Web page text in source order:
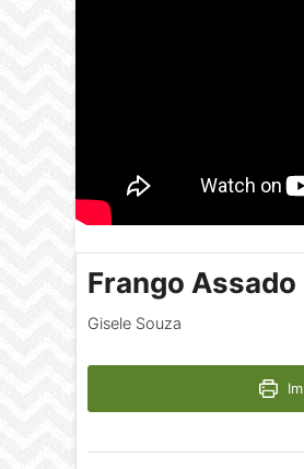
Frango Assado
Gisele Souza